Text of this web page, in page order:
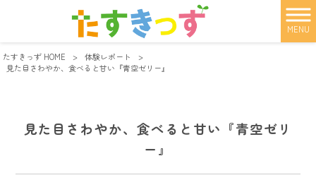
MENU
たすきっず HOME > 体験レポート
>
見た目さわやか、食べると甘い『青空ゼリー』
見た目さわやか、食べると甘い『青空ゼリ
ー』